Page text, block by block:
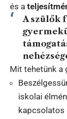
és a
A szülők
Mit tehetünk a
iskolai
kapcsolatos